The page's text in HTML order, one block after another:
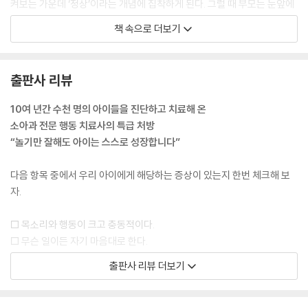
켜보는 가운데 ‘정상’이라는 개념에 집착하게 된다. 그럴 때 부모는 눈앞에
서 벌어지고 있는 아이의 놀라운 변화에 기뻐하는 대신 아이가 하지 ‘않는’
일에 집중한다. 어제는 뒤집기를 못 하던 아기가 오늘은 터미타임에서 벗
는 하지 않는다며 섣불리 인터넷 척척박사에게 달려간다. 이때, 질문을 바
꿔 보면 어떨까? “아기가 왜 왼쪽으론 뒤집기를 하지 않을까? 무슨 문제라
도 있는 걸까?” 하고 걱정에 빠지는 대신 “아이가 왼쪽으로도 뒤집기를 하
려면 어떻게 도와줘야 할까?” 하고 고민해 보는 것이다. 어쩌면 왼쪽에 아
--- 「1장 차이를 만드는 8가지 감각」 중에서
용성 감각 활동은 구원과 같다. 쪽쪽이를 빠는 아이는 진정하기 위해 고유
수용성 감각을 사용하고 있다. 나를 포함해 많은 어른이 어떤 일에 집중할
때 연필 꽁무니를 잘근잘근 씹거나 입술을 깨무는 것도 같은 이유에서다.
최근 우리 센터는 어느 부모에게 이메일을 받았는데, 생떼를 부리던 아들
이 자기 조절 능력을 갖출 수 있도록 도와줘서 고맙다는 내용이었다. 아들
책 속으로 더보기
출판사 리뷰
10여 년간 수천 명의 아이들을 진단하고 치료해 온
소아과 전문 행동 치료사의 특급 처방
“놀기만 잘해도 아이는 스스로 성장합니다”
다음 항목 중에서 우리 아이에게 해당하는 증상이 있는지 한번 체크해 보
자.
□ 목소리와 행동이 크고 충동적이다.
□ 무슨 일이든 자기 마음대로 한다.
□ 쉽게 싫증 내고, 짜증을 부린다.
□ 부주의하고 뭉그적거리며 딴청을 피운다.
출판사 리뷰 더보기